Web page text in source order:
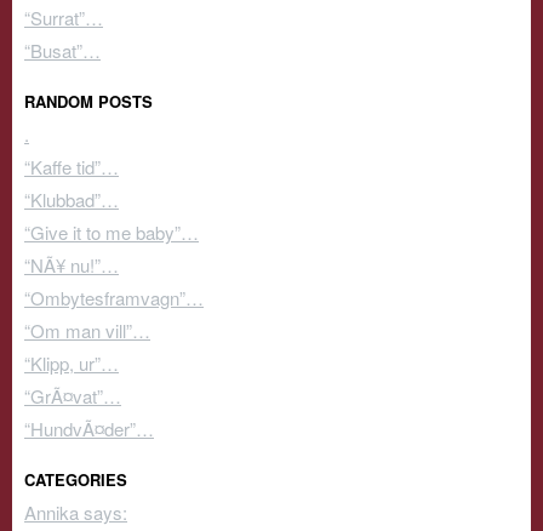
“Surrat”…
“Busat”…
RANDOM POSTS
.
“Kaffe tid”…
“Klubbad”…
“Give it to me baby”…
“NÃ¥ nu!”…
“Ombytesframvagn”…
“Om man vill”…
“Klipp, ur”…
“GrÃ¤vat”…
“HundvÃ¤der”…
CATEGORIES
Annika says: